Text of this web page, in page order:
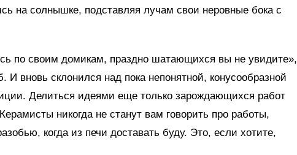
на солнышке, подставляя лучам свои неровные бока с
по своим домикам, праздно шатающихся вы не увидите»,
вновь склонился над пока непонятной, конусообразной
Делиться идеями еще только зарождающихся работ
никогда не станут вам говорить про работы,
когда из печи доставать буду. Это, если хотите,